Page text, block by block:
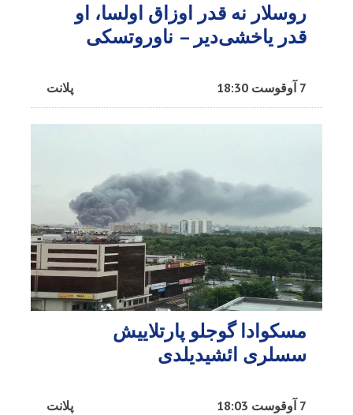
روسلار نه قدر اوزاق اولسا، او
قدر یاخشی‌دیر – ناوروتسکی
پلانت 7 آوقوست 18:30
مسکوادا گوجلو پارتلاییش
سسلری ائشیدیلدی
پلانت 7 آوقوست 18:03